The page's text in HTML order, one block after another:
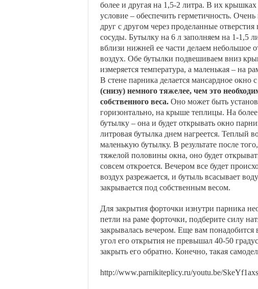
более и другая на 1,5-2 литра. В их
условие – обеспечить герметичность.
друг с другом через проделанные
сосуды. Бутылку на 6 л заполняем на 1-1,5
вблизи нижней ее части делаем небольшое
воздух. Обе бутылки подвешиваем вниз
измеряется температура, а маленькая – на
В стене парника делается мансардное
(снизу) немного тяжелее, чем это
собственного веса. Оно может быть
горизонтально, на крыше теплицы. На
бутылку – она и будет открывать окно
литровая бутылка днем нагреется. Теплый
маленькую бутылку. В результате после
тяжелой половины окна, оно будет
совсем откроется. Вечером все будет
воздух разрежается, и бутыль всасывает
закрывается под собственным весом.
Для закрытия форточки изнутри парника
петли на раме форточки, подберите силу
закрывалась вечером. Еще вам понадобится
угол его открытия не превышал 40-50
закрыть его обратно. Конечно, такая
http://www.parnikiteplicy.ru/youtu.be/